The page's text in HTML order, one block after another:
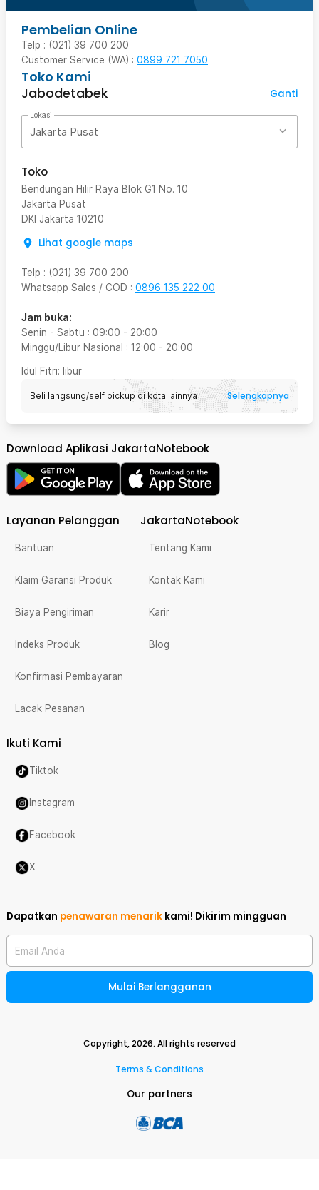
Pembelian Online
Telp : (021) 39 700 200
Customer Service (WA) : 0899 721 7050
Toko Kami
Jabodetabek
Ganti
Lokasi
Jakarta Pusat
Toko
Bendungan Hilir Raya Blok G1 No. 10
Jakarta Pusat
DKI Jakarta 10210
Lihat google maps
Telp : (021) 39 700 200
Whatsapp Sales / COD : 0896 135 222 00
Jam buka:
Senin - Sabtu : 09:00 - 20:00
Minggu/Libur Nasional : 12:00 - 20:00
Idul Fitri: libur
Beli langsung/self pickup di kota lainnya Selengkapnya
Download Aplikasi JakartaNotebook
Layanan Pelanggan
Bantuan
Klaim Garansi Produk
Biaya Pengiriman
Indeks Produk
Konfirmasi Pembayaran
Lacak Pesanan
JakartaNotebook
Tentang Kami
Kontak Kami
Karir
Blog
Ikuti Kami
Tiktok
Instagram
Facebook
X
Dapatkan penawaran menarik kami! Dikirim mingguan
Email Anda
Mulai Berlangganan
Copyright,2026. All rights reserved
Terms & Conditions
Our partners